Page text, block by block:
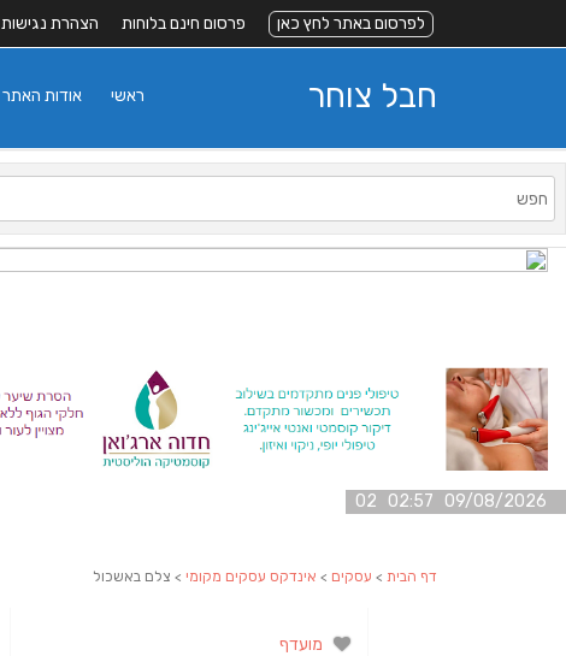
לפרסום באתר לחץ כאן פרסום חינם בלוחות הצהרת נגישות
חבל צוחר אודות האתר ראשי
09/08/2026 02:57 02
דף הבית > עסקים > אינדקס עסקים מקומי > צלם באשכול
מועדף